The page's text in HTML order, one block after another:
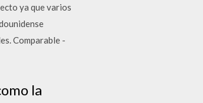
ya que varios
Comparable -
la